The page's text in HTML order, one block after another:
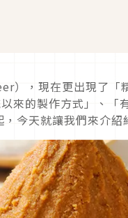
），現在更出現了「
來的製作方式」、「
今天就讓我們來介紹